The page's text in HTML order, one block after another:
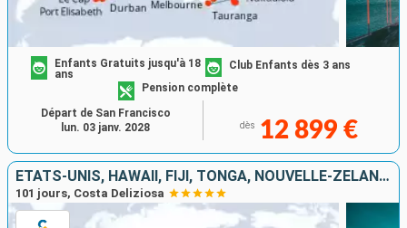
Enfants Gratuits jusqu'à 18
ans
Club Enfants dès 3 ans
Pension complète
dès 12 899 €
Départ de San Francisco
lun. 03 janv. 2028
ÉTATS-UNIS, HAWAII, FIJI, TONGA, NOUVELLE-ZÉLANDE, AUSTRALIE, JAPON, CORÉE DU SUD, TAÏWAN, CHINE, SINGAPOUR, MALAISIE, THAÏLANDE, AFRIQUE DU SUD, ITALIE
101 jours, Costa Deliziosa